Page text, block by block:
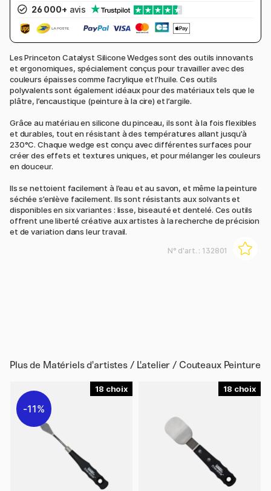
26 000+ avis
Les Princeton Catalyst Silicone Wedges sont des outils innovants
et ergonomiques, spécialement conçus pour travailler avec des
couleurs épaisses comme l’acrylique et l’huile. Ces outils
polyvalents sont également idéaux pour des matériaux tels que le
plâtre, l’encaustique (peinture à la cire) et l’argile.
Grâce au matériau en silicone du pinceau, ils sont à la fois flexibles
et durables, tout en résistant à des températures allant jusqu’à
230°C. Chaque wedge est conçu avec différentes surfaces pour
créer des effets et textures uniques, et pour mélanger les couleurs
en douceur.
Ils se nettoient facilement à l’eau et au savon, et même la peinture
séchée s’enlève facilement. Ils sont résistants aux solvants et
disponibles en six variantes : lisse, biseauté et dentelé. Ces outils
offrent une liberté créative aux artistes à la recherche de précision
et de variation dans leur travail.
N° d'art. : 132801
Plus de Matériels d'artistes / L'atelier / Couteaux Peinture
18
11%
18